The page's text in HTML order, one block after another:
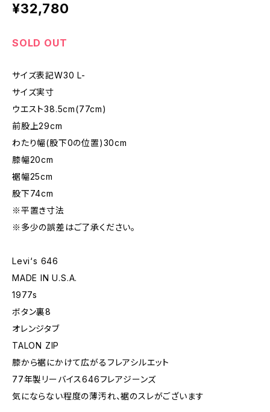
¥32,780
SOLD OUT
サイズ表記W30 L-
サイズ実寸
ウエスト38.5cm(77cm)
前股上29cm
わたり幅(股下0の位置)30cm
膝幅20cm
裾幅25cm
股下74cm
※平置き寸法
※多少の誤差はご了承ください。
Levi‘s 646
MADE IN U.S.A.
1977s
ボタン裏8
オレンジタブ
TALON ZIP
膝から裾にかけて広がるフレアシルエット
77年製リーバイス646フレアジーンズ
気にならない程度の薄汚れ、裾のスレがございます